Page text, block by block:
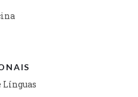
Línguas